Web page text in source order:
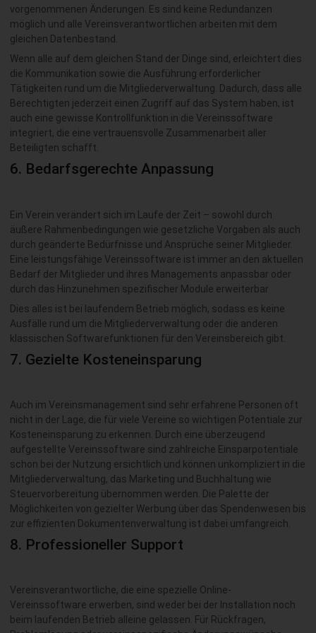
vorgenommenen Änderungen. Es sind keine Redundanzen
möglich und alle Vereinsverantwortlichen arbeiten mit dem
gleichen Datenbestand.
Wenn alle auf dem gleichen Stand der Dinge sind, erleichtert dies
die Kommunikation sowie die Ausführung erforderlicher
Tätigkeiten rund um die Mitgliederverwaltung. Dadurch, dass alle
Berechtigten jederzeit einen Zugriff auf das System haben, ist
auch eine gewisse Kontrollfunktion in die Vereinssoftware
integriert, die eine vertrauensvolle Zusammenarbeit aller
Beteiligten schafft.
6. Bedarfsgerechte Anpassung
Ein Verein verändert sich im Laufe der Zeit – sowohl durch
äußere Rahmenbedingungen wie gesetzliche Vorgaben als auch
durch geänderte Bedürfnisse und Ansprüche seiner Mitglieder.
Eine leistungsfähige Vereinssoftware ist immer an den aktuellen
Bedarf der Mitglieder und ihres Managements anpassbar oder
durch das Hinzunehmen spezifischer Module erweiterbar
Dies alles ist bei laufendem Betrieb möglich, sodass es keine
Ausfälle rund um die Mitgliederverwaltung oder die anderen
klassischen Softwarefunktionen für den Vereinsbereich gibt.
7. Gezielte Kosteneinsparung
Auch im Vereinsmanagement sind sehr erfahrene Personen oft
nicht in der Lage, die für viele Vereine so wichtigen Potentiale zur
Kosteneinsparung zu erkennen. Durch eine überzeugend
aufgestellte Vereinssoftware sind zahlreiche Einsparpotentiale
schon bei der Nutzung ersichtlich und können unkompliziert in die
Mitgliederverwaltung, das Marketing und Buchhaltung wie
Steuervorbereitung übernommen werden. Die Palette der
Möglichkeiten von gezielter Werbung über das Spendenwesen bis
zur effizienten Dokumentenverwaltung ist dabei umfangreich.
8. Professioneller Support
Vereinsverantwortliche, die eine spezielle Online-
Vereinssoftware erwerben, sind weder bei der Installation noch
beim laufenden Betrieb alleine gelassen. Für Rückfragen,